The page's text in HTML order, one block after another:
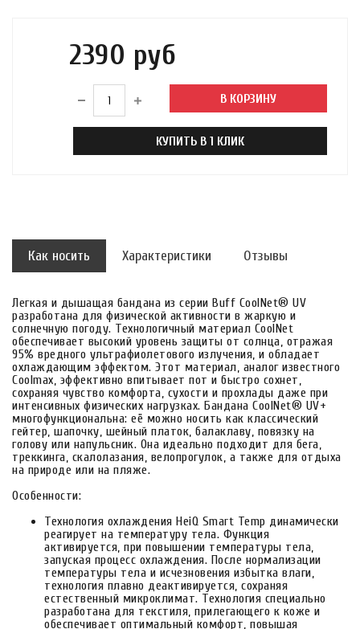
2390 руб
В КОРЗИНУ
КУПИТЬ В 1 КЛИК
Как носить Характеристики Отзывы
Легкая и дышащая бандана из серии Buff CoolNet® UV
разработана для физической активности в жаркую и
солнечную погоду. Технологичный материал CoolNet
обеспечивает высокий уровень защиты от солнца, отражая
95% вредного ультрафиолетового излучения, и обладает
охлаждающим эффектом. Этот материал, аналог известного
Coolmax, эффективно впитывает пот и быстро сохнет,
сохраняя чувство комфорта, сухости и прохлады даже при
интенсивных физических нагрузках. Бандана CoolNet® UV+
многофункциональна: её можно носить как классический
гейтер, шапочку, шейный платок, балаклаву, повязку на
голову или напульсник. Она идеально подходит для бега,
треккинга, скалолазания, велопрогулок, а также для отдыха
на природе или на пляже.
Особенности:
Технология охлаждения HeiQ Smart Temp динамически
реагирует на температуру тела. Функция
активируется, при повышении температуры тела,
запуская процесс охлаждения. После нормализации
температуры тела и исчезновения избытка влаги,
технология плавно деактивируется, сохраняя
естественный микроклимат. Технология специально
разработана для текстиля, прилегающего к коже и
обеспечивает оптимальный комфорт, повышая